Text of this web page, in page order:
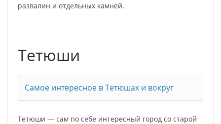
развалин и отдельных камней.
Тетюши
Самое интересное в Тетюшах и вокруг
Тетюши — сам по себе интересный город со старой